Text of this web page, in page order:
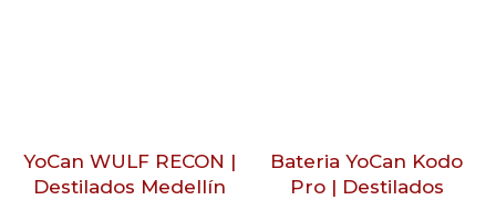
YoCan WULF RECON |
Destilados Medellín
Bateria YoCan Kodo
Pro | Destilados